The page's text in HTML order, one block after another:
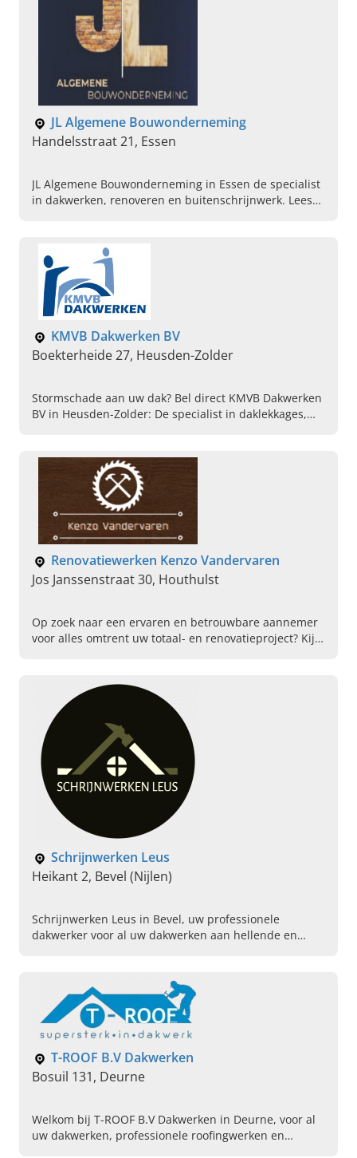
JL Algemene Bouwonderneming
Handelsstraat 21, Essen
JL Algemene Bouwonderneming in Essen de specialist
in dakwerken, renoveren en buitenschrijnwerk. Lees
KMVB Dakwerken BV
Boekterheide 27, Heusden-Zolder
Stormschade aan uw dak? Bel direct KMVB Dakwerken
BV in Heusden-Zolder: De specialist in daklekkages,
Renovatiewerken Kenzo Vandervaren
Jos Janssenstraat 30, Houthulst
Op zoek naar een ervaren en betrouwbare aannemer
voor alles omtrent uw totaal- en renovatieproject? Kijk
Schrijnwerken Leus
Heikant 2, Bevel (Nijlen)
Schrijnwerken Leus in Bevel, uw professionele
dakwerker voor al uw dakwerken aan hellende en
T-ROOF B.V Dakwerken
Bosuil 131, Deurne
Welkom bij T-ROOF B.V Dakwerken in Deurne, voor al
uw dakwerken, professionele roofingwerken en